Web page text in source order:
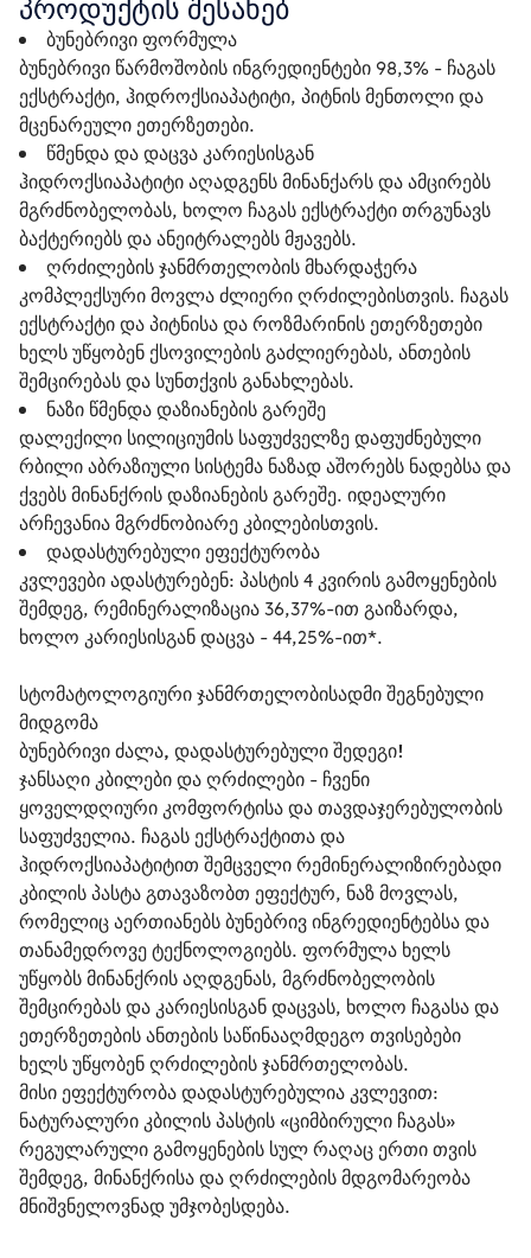
პროდუქტის შესახებ
ბუნებრივი ფორმულა
ბუნებრივი წარმოშობის ინგრედიენტები 98,3% - ჩაგას
ექსტრაქტი, ჰიდროქსიაპატიტი, პიტნის მენთოლი და
მცენარეული ეთერზეთები.
წმენდა და დაცვა კარიესისგან
ჰიდროქსიაპატიტი აღადგენს მინანქარს და ამცირებს
მგრძნობელობას, ხოლო ჩაგას ექსტრაქტი თრგუნავს
ბაქტერიებს და ანეიტრალებს მჟავებს.
ღრძილების ჯანმრთელობის მხარდაჭერა
კომპლექსური მოვლა ძლიერი ღრძილებისთვის. ჩაგას
ექსტრაქტი და პიტნისა და როზმარინის ეთერზეთები
ხელს უწყობენ ქსოვილების გაძლიერებას, ანთების
შემცირებას და სუნთქვის განახლებას.
ნაზი წმენდა დაზიანების გარეშე
დალექილი სილიციუმის საფუძველზე დაფუძნებული
რბილი აბრაზიული სისტემა ნაზად აშორებს ნადებსა და
ქვებს მინანქრის დაზიანების გარეშე. იდეალური
არჩევანია მგრძნობიარე კბილებისთვის.
დადასტურებული ეფექტურობა
კვლევები ადასტურებენ: პასტის 4 კვირის გამოყენების
შემდეგ, რემინერალიზაცია 36,37%-ით გაიზარდა,
ხოლო კარიესისგან დაცვა - 44,25%-ით*.
სტომატოლოგიური ჯანმრთელობისადმი შეგნებული
მიდგომა
ბუნებრივი ძალა, დადასტურებული შედეგი!
ჯანსაღი კბილები და ღრძილები - ჩვენი
ყოველდღიური კომფორტისა და თავდაჯერებულობის
საფუძველია. ჩაგას ექსტრაქტითა და
ჰიდროქსიაპატიტით შემცველი რემინერალიზირებადი
კბილის პასტა გთავაზობთ ეფექტურ, ნაზ მოვლას,
რომელიც აერთიანებს ბუნებრივ ინგრედიენტებსა და
თანამედროვე ტექნოლოგიებს. ფორმულა ხელს
უწყობს მინანქრის აღდგენას, მგრძნობელობის
შემცირებას და კარიესისგან დაცვას, ხოლო ჩაგასა და
ეთერზეთების ანთების საწინააღმდეგო თვისებები
ხელს უწყობენ ღრძილების ჯანმრთელობას.
მისი ეფექტურობა დადასტურებულია კვლევით:
ნატურალური კბილის პასტის «ციმბირული ჩაგას»
რეგულარული გამოყენების სულ რაღაც ერთი თვის
შემდეგ, მინანქრისა და ღრძილების მდგომარეობა
მნიშვნელოვნად უმჯობესდება.